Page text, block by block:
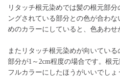
リタッチ根元染めでは髪の根元部
ングされている部分との色が合わ
めのカラーにしていると、色あわせ
またリタッチ根元染めが向いてい
部分が1～2cm程度の場合です。根
フルカラーにしたほうがいいでしょ